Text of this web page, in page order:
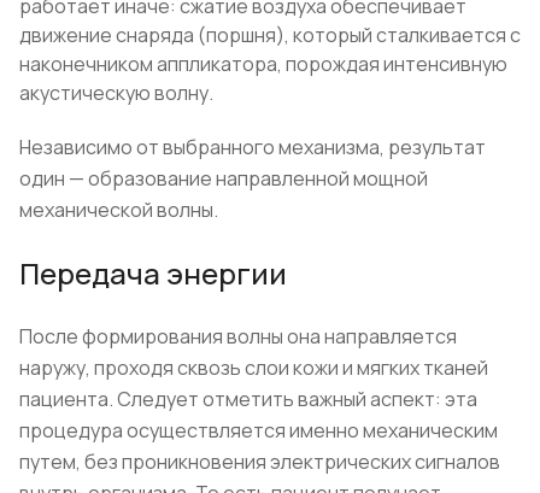
работает иначе: сжатие воздуха обеспечивает
движение снаряда (поршня), который сталкивается с
наконечником аппликатора, порождая интенсивную
акустическую волну.
Независимо от выбранного механизма, результат
один — образование направленной мощной
механической волны.
Передача энергии
После формирования волны она направляется
наружу, проходя сквозь слои кожи и мягких тканей
пациента. Следует отметить важный аспект: эта
процедура осуществляется именно механическим
путем, без проникновения электрических сигналов